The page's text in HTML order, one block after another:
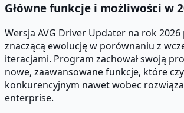
Główne funkcje i możliwości w
Wersja AVG Driver Updater na rok 2026
znaczącą ewolucję w porównaniu z
iteracjami. Program zachował swoją
nowe, zaawansowane funkcje, które
konkurencyjnym nawet wobec
enterprise.